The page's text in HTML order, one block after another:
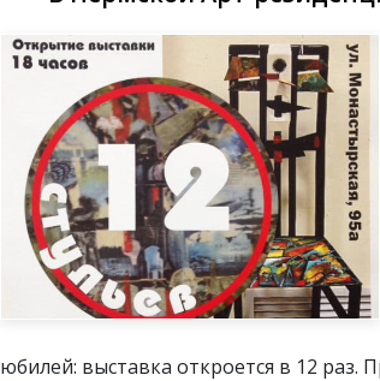
юбилей: выставка откроется в 12 раз.